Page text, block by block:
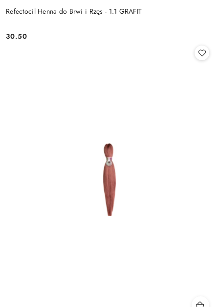
Refectocil Henna do Brwi i Rzęs - 1.1 GRAFIT
Cena:
30.50